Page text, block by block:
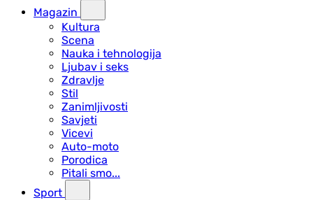
Magazin
Kultura
Scena
Nauka i tehnologija
Ljubav i seks
Zdravlje
Stil
Zanimljivosti
Savjeti
Vicevi
Auto-moto
Porodica
Pitali smo...
Sport